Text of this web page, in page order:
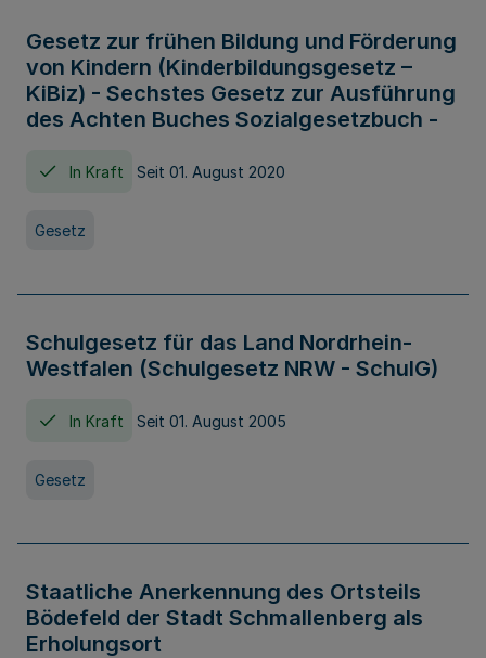
Gesetz zur frühen Bildung und Förderung
von Kindern (Kinderbildungsgesetz –
KiBiz) - Sechstes Gesetz zur Ausführung
des Achten Buches Sozialgesetzbuch -
In Kraft Seit 01. August 2020
Gesetz
Schulgesetz für das Land Nordrhein-
Westfalen (Schulgesetz NRW - SchulG)
In Kraft Seit 01. August 2005
Gesetz
Staatliche Anerkennung des Ortsteils
Bödefeld der Stadt Schmallenberg als
Erholungsort